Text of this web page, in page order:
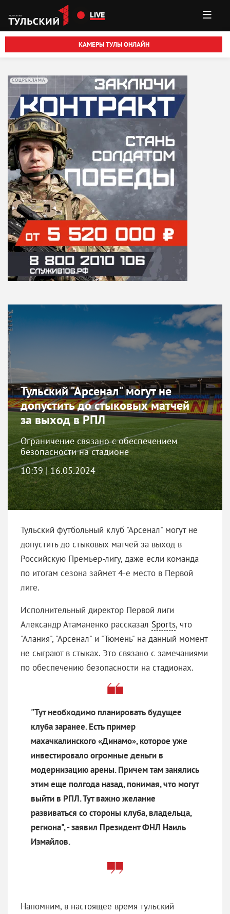
Перейти к основному содержанию
LIVE
КАМЕРЫ ТУЛЫ ОНЛАЙН
СОЦРЕКЛАМА
Тульский "Арсенал" могут не
допустить до стыковых матчей
за выход в РПЛ
Ограничение связано с обеспечением
безопасности на стадионе
10:39 | 16.05.2024
Тульский футбольный клуб "Арсенал" могут не
допустить до стыковых матчей за выход в
Российскую Премьер-лигу, даже если команда
по итогам сезона займет 4-е место в Первой
лиге.
Исполнительный директор Первой лиги
Александр Атаманенко рассказал Sports, что
"Алания", "Арсенал" и "Тюмень" на данный момент
не сыграют в стыках. Это связано с замечаниями
по обеспечению безопасности на стадионах.
"Тут необходимо планировать будущее
клуба заранее. Есть пример
махачкалинского «Динамо», которое уже
инвестировало огромные деньги в
модернизацию арены. Причем там занялись
этим еще полгода назад, понимая, что могут
выйти в РПЛ. Тут важно желание
развиваться со стороны клуба, владельца,
региона", - заявил Президент ФНЛ Наиль
Измайлов.
Напомним, в настоящее время тульский